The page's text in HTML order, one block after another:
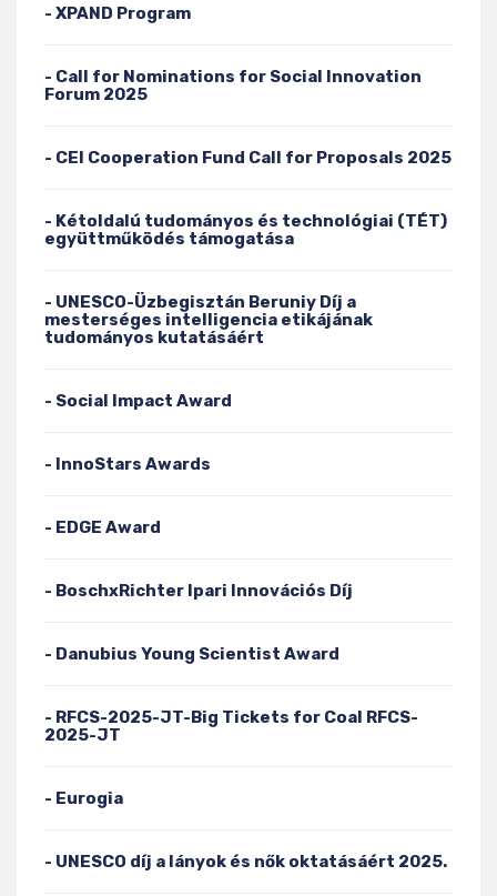
- XPAND Program
- Call for Nominations for Social Innovation
Forum 2025
- CEI Cooperation Fund Call for Proposals 2025
- Kétoldalú tudományos és technológiai (TÉT)
együttműködés támogatása
- UNESCO-Üzbegisztán Beruniy Díj a
mesterséges intelligencia etikájának
tudományos kutatásáért
- Social Impact Award
- InnoStars Awards
- EDGE Award
- BoschxRichter Ipari Innovációs Díj
- Danubius Young Scientist Award
- RFCS-2025-JT-Big Tickets for Coal RFCS-
2025-JT
- Eurogia
- UNESCO díj a lányok és nők oktatásáért 2025.